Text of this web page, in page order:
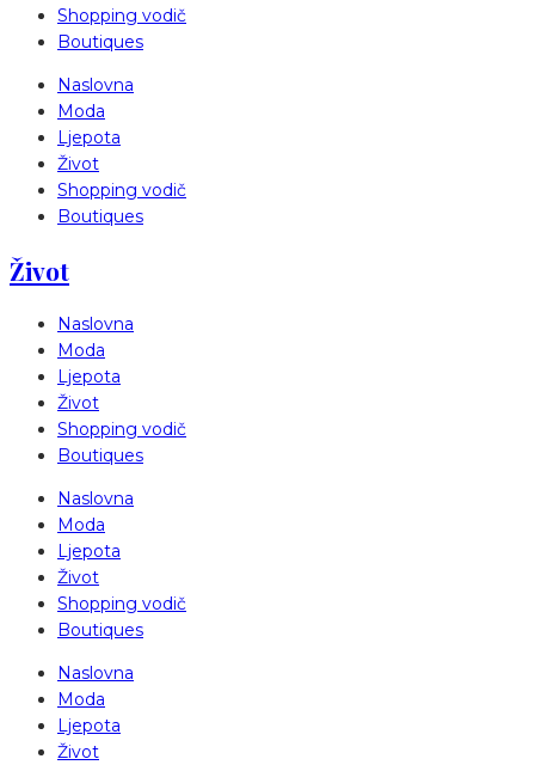
Shopping vodič
Boutiques
Naslovna
Moda
Ljepota
Život
Shopping vodič
Boutiques
Život
Naslovna
Moda
Ljepota
Život
Shopping vodič
Boutiques
Naslovna
Moda
Ljepota
Život
Shopping vodič
Boutiques
Naslovna
Moda
Ljepota
Život